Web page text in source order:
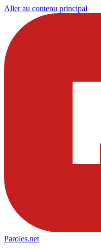
Aller au contenu principal
Paroles.net